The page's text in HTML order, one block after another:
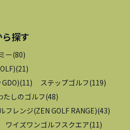
ら探す
ー(80)
(21 )
(11 ) ステップゴルフ(119)
たしのゴルフ(48)
フレンジ(ZEN GOLF RANGE)(43)
ワイズワンゴルフスクエア(11 )